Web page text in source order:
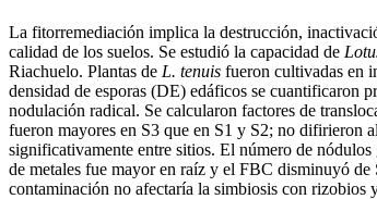
La fitorremediación implica la destrucción,
calidad de los suelos. Se estudió la capacidad de
Riachuelo. Plantas de L. tenuis fueron cultivadas en
densidad de esporas (DE) edáficos se cuantificaron
nodulación radical. Se calcularon factores de
fueron mayores en S3 que en S1 y S2; no
significativamente entre sitios. El número de
de metales fue mayor en raíz y el FBC disminuyó
contaminación no afectaría la simbiosis con